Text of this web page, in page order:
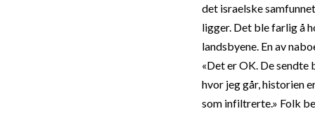
det israelske
ligger. Det ble farlig å
landsbyene. En av
«Det er OK. De
hvor jeg går, historien
som infiltrerte.» Folk